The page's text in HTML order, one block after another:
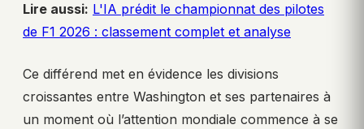
Lire aussi: L'IA prédit le championnat des pilotes
de F1 2026 : classement complet et analyse
Ce différend met en évidence les divisions
croissantes entre Washington et ses partenaires à
un moment où l’attention mondiale commence à se